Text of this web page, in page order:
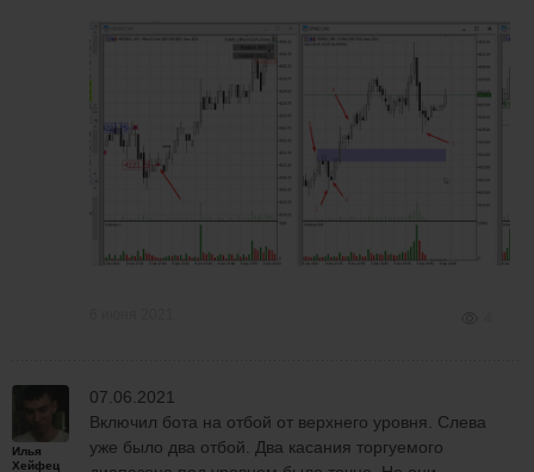
Илья
Хейфец
07.06.2021
Включил бота на отбой от верхнего уровня. Слева
уже было два отбой. Два касания торгуемого